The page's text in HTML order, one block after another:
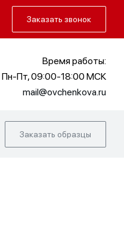
Заказать звонок
Время работы:
Пн-Пт, 09:00-18:00 МСК
mail@ovchenkova.ru
Заказать образцы